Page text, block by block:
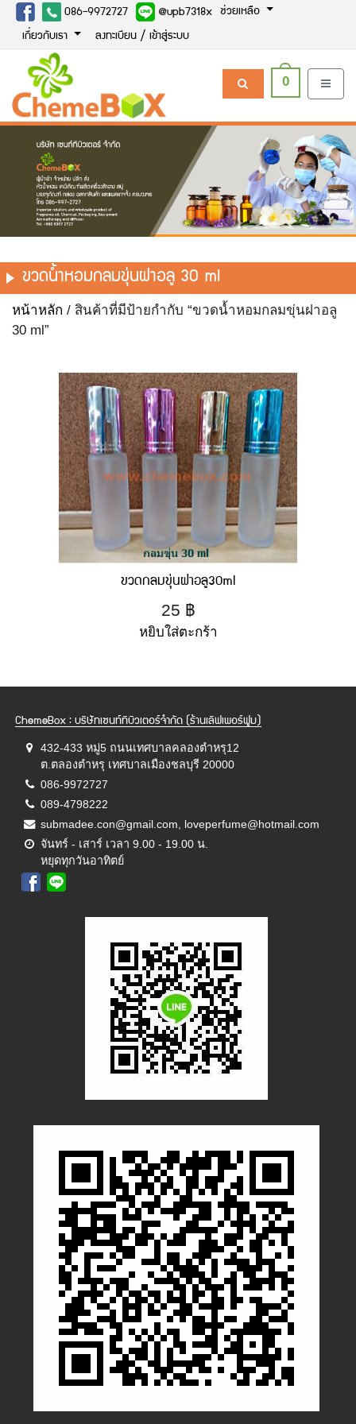
086-9972727 @upb7318x ช่วยเหลือ
เกี่ยวกับเรา ลงทะเบียน / เข้าสู่ระบบ
0
ขวดน้ำหอมกลมขุ่นฝาอลู 30 ml
หน้าหลัก / สินค้าที่มีป้ายกำกับ “ขวดน้ำหอมกลมขุ่นฝาอลู
30 ml”
ขวดกลมขุ่นฝาอลู30ml
25 ฿
หยิบใส่ตะกร้า
ChemeBox : บริษัทเซนท์ทิบิวเตอร์จำกัด (ร้านเลิฟเพอร์ฟูม)
432-433 หมู่5 ถนนเทศบาลคลองตำหรุ12
ต.ตลองตำหรุ เทศบาลเมืองชลบุรี 20000
086-9972727
089-4798222
submadee.con@gmail.com, loveperfume@hotmail.com
จันทร์ - เสาร์ เวลา 9.00 - 19.00 น.
หยุดทุกวันอาทิตย์